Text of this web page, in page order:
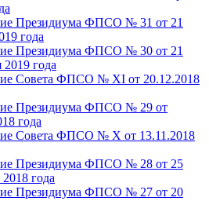
Президиума ФПСО № 31 от 21
года
Президиума ФПСО № 30 от 21
2019 года
Совета ФПСО № XI от 20.12.2018
Президиума ФПСО № 29 от
года
Совета ФПСО № X от 13.11.2018
Президиума ФПСО № 28 от 25
2018 года
Президиума ФПСО № 27 от 20